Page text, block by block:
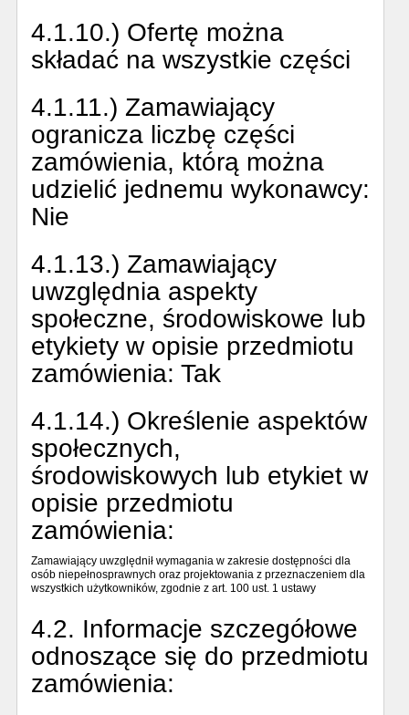
4.1.10.) Ofertę można
składać na wszystkie części
4.1.11.) Zamawiający
ogranicza liczbę części
zamówienia, którą można
udzielić jednemu wykonawcy:
Nie
4.1.13.) Zamawiający
uwzględnia aspekty
społeczne, środowiskowe lub
etykiety w opisie przedmiotu
zamówienia: Tak
4.1.14.) Określenie aspektów
społecznych,
środowiskowych lub etykiet w
opisie przedmiotu
zamówienia:
Zamawiający uwzględnił wymagania w zakresie dostępności dla
osób niepełnosprawnych oraz projektowania z przeznaczeniem dla
wszystkich użytkowników, zgodnie z art. 100 ust. 1 ustawy
4.2. Informacje szczegółowe
odnoszące się do przedmiotu
zamówienia: